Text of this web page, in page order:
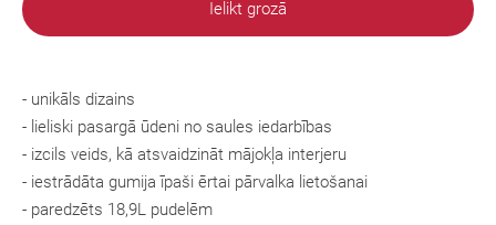
Ielikt grozā
- unikāls dizains
- lieliski pasargā ūdeni no saules iedarbības
- izcils veids, kā atsvaidzināt mājokļa interjeru
- iestrādāta gumija īpaši ērtai pārvalka lietošanai
- paredzēts 18,9L pudelēm